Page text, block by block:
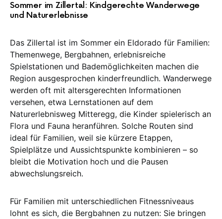
Sommer im Zillertal: Kindgerechte Wanderwege
und Naturerlebnisse
Das Zillertal ist im Sommer ein Eldorado für Familien:
Themenwege, Bergbahnen, erlebnisreiche
Spielstationen und Bademöglichkeiten machen die
Region ausgesprochen kinderfreundlich. Wanderwege
werden oft mit altersgerechten Informationen
versehen, etwa Lernstationen auf dem
Naturerlebnisweg Mitteregg, die Kinder spielerisch an
Flora und Fauna heranführen. Solche Routen sind
ideal für Familien, weil sie kürzere Etappen,
Spielplätze und Aussichtspunkte kombinieren – so
bleibt die Motivation hoch und die Pausen
abwechslungsreich.
Für Familien mit unterschiedlichen Fitnessniveaus
lohnt es sich, die Bergbahnen zu nutzen: Sie bringen